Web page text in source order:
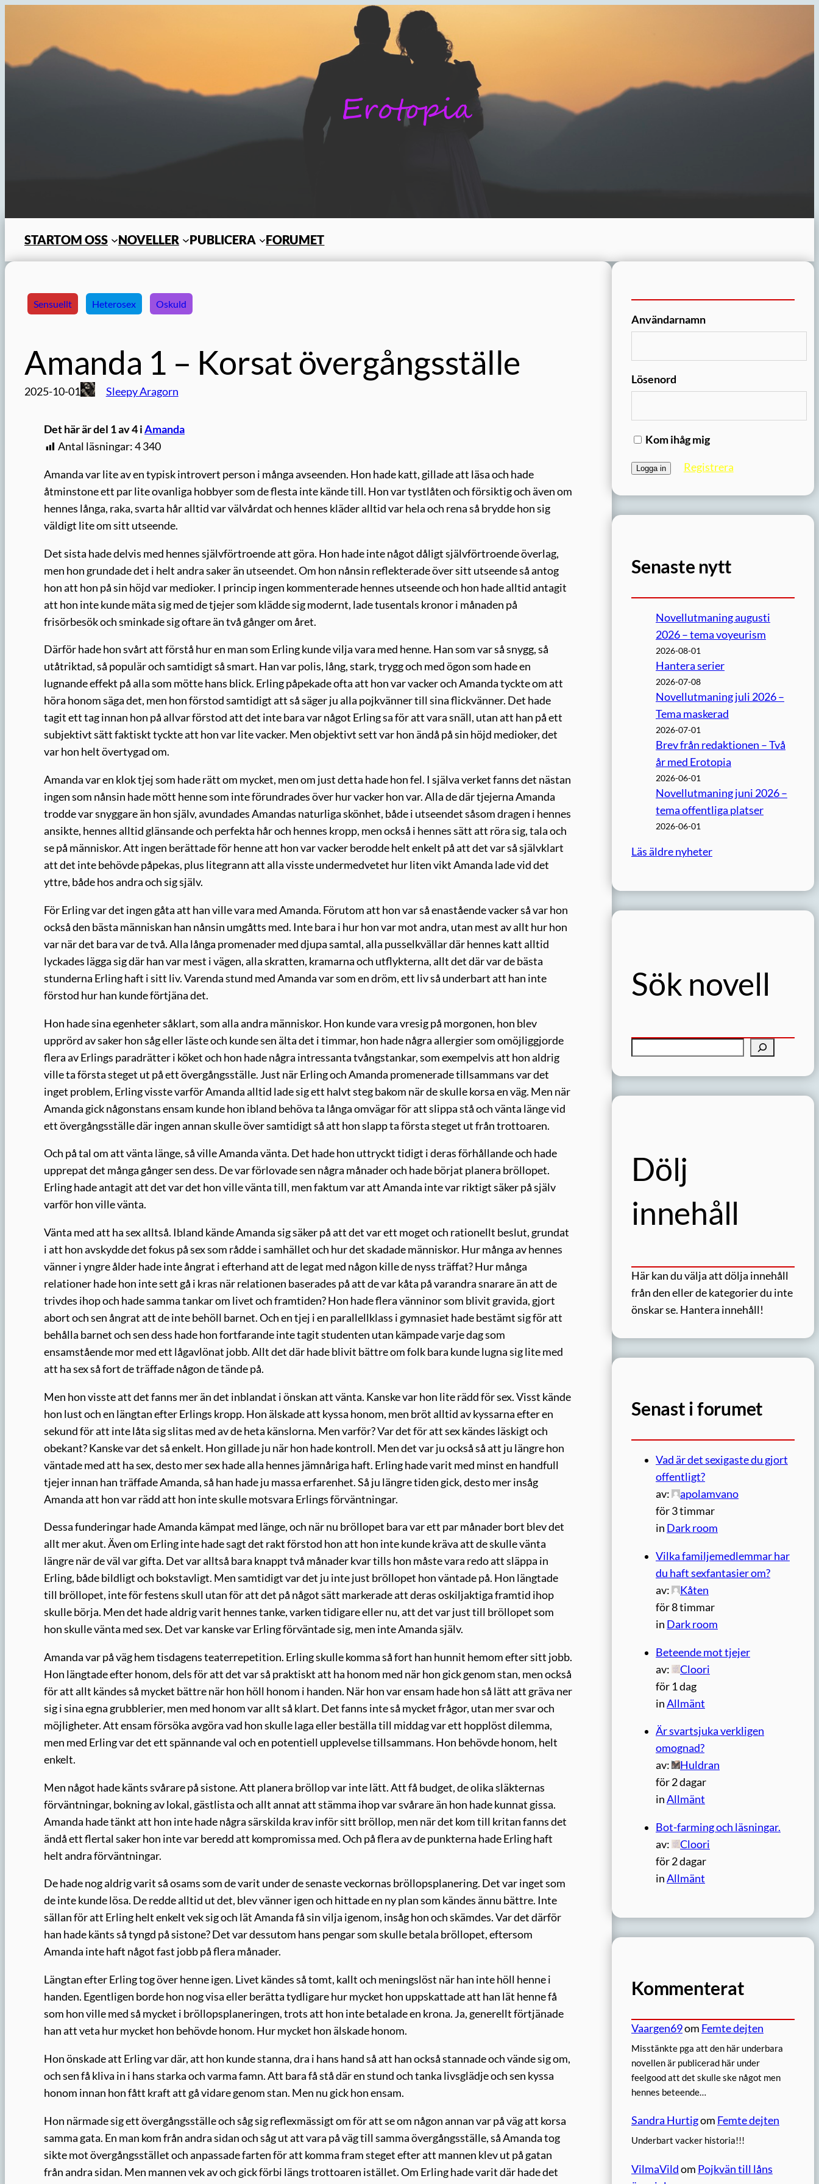
STARTOM OSS NOVELLER PUBLICERA FORUMET
Sensuellt Heterosex Oskuld
Amanda 1 – Korsat övergångsställe
2025-10-01 Sleepy Aragorn
Det här är del 1 av 4 iAmanda
Antal läsningar:4 340
Amanda var lite av en typisk introvert person i många avseenden. Hon hade katt, gillade att läsa och hade
åtminstone ett par lite ovanliga hobbyer som de flesta inte kände till. Hon var tystlåten och försiktig och även om
hennes långa, raka, svarta hår alltid var välvårdat och hennes kläder alltid var hela och rena så brydde hon sig
väldigt lite om sitt utseende.
Det sista hade delvis med hennes självförtroende att göra. Hon hade inte något dåligt självförtroende överlag,
men hon grundade det i helt andra saker än utseendet. Om hon nånsin reflekterade över sitt utseende så antog
hon att hon på sin höjd var medioker. I princip ingen kommenterade hennes utseende och hon hade alltid antagit
att hon inte kunde mäta sig med de tjejer som klädde sig modernt, lade tusentals kronor i månaden på
frisörbesök och sminkade sig oftare än två gånger om året.
Därför hade hon svårt att förstå hur en man som Erling kunde vilja vara med henne. Han som var så snygg, så
utåtriktad, så populär och samtidigt så smart. Han var polis, lång, stark, trygg och med ögon som hade en
lugnande effekt på alla som mötte hans blick. Erling påpekade ofta att hon var vacker och Amanda tyckte om att
höra honom säga det, men hon förstod samtidigt att så säger ju alla pojkvänner till sina flickvänner. Det hade
tagit ett tag innan hon på allvar förstod att det inte bara var något Erling sa för att vara snäll, utan att han på ett
subjektivt sätt faktiskt tyckte att hon var lite vacker. Men objektivt sett var hon ändå på sin höjd medioker, det
var hon helt övertygad om.
Amanda var en klok tjej som hade rätt om mycket, men om just detta hade hon fel. I själva verket fanns det nästan
ingen som nånsin hade mött henne som inte förundrades över hur vacker hon var. Alla de där tjejerna Amanda
trodde var snyggare än hon själv, avundades Amandas naturliga skönhet, både i utseendet såsom dragen i hennes
ansikte, hennes alltid glänsande och perfekta hår och hennes kropp, men också i hennes sätt att röra sig, tala och
se på människor. Att ingen berättade för henne att hon var vacker berodde helt enkelt på att det var så självklart
att det inte behövde påpekas, plus litegrann att alla visste undermedvetet hur liten vikt Amanda lade vid det
yttre, både hos andra och sig själv.
För Erling var det ingen gåta att han ville vara med Amanda. Förutom att hon var så enastående vacker så var hon
också den bästa människan han nånsin umgåtts med. Inte bara i hur hon var mot andra, utan mest av allt hur hon
var när det bara var de två. Alla långa promenader med djupa samtal, alla pusselkvällar där hennes katt alltid
lyckades lägga sig där han var mest i vägen, alla skratten, kramarna och utflykterna, allt det där var de bästa
stunderna Erling haft i sitt liv. Varenda stund med Amanda var som en dröm, ett liv så underbart att han inte
förstod hur han kunde förtjäna det.
Hon hade sina egenheter såklart, som alla andra människor. Hon kunde vara vresig på morgonen, hon blev
upprörd av saker hon såg eller läste och kunde sen älta det i timmar, hon hade några allergier som omöjliggjorde
flera av Erlings paradrätter i köket och hon hade några intressanta tvångstankar, som exempelvis att hon aldrig
ville ta första steget ut på ett övergångsställe. Just när Erling och Amanda promenerade tillsammans var det
inget problem, Erling visste varför Amanda alltid lade sig ett halvt steg bakom när de skulle korsa en väg. Men när
Amanda gick någonstans ensam kunde hon ibland behöva ta långa omvägar för att slippa stå och vänta länge vid
ett övergångsställe där ingen annan skulle över samtidigt så att hon slapp ta första steget ut från trottoaren.
Och på tal om att vänta länge, så ville Amanda vänta. Det hade hon uttryckt tidigt i deras förhållande och hade
upprepat det många gånger sen dess. De var förlovade sen några månader och hade börjat planera bröllopet.
Erling hade antagit att det var det hon ville vänta till, men faktum var att Amanda inte var riktigt säker på själv
varför hon ville vänta.
Vänta med att ha sex alltså. Ibland kände Amanda sig säker på att det var ett moget och rationellt beslut, grundat
i att hon avskydde det fokus på sex som rådde i samhället och hur det skadade människor. Hur många av hennes
vänner i yngre ålder hade inte ångrat i efterhand att de legat med någon kille de nyss träffat? Hur många
relationer hade hon inte sett gå i kras när relationen baserades på att de var kåta på varandra snarare än att de
trivdes ihop och hade samma tankar om livet och framtiden? Hon hade flera vänninor som blivit gravida, gjort
abort och sen ångrat att de inte behöll barnet. Och en tjej i en parallellklass i gymnasiet hade bestämt sig för att
behålla barnet och sen dess hade hon fortfarande inte tagit studenten utan kämpade varje dag som
ensamstående mor med ett lågavlönat jobb. Allt det där hade blivit bättre om folk bara kunde lugna sig lite med
att ha sex så fort de träffade någon de tände på.
Men hon visste att det fanns mer än det inblandat i önskan att vänta. Kanske var hon lite rädd för sex. Visst kände
hon lust och en längtan efter Erlings kropp. Hon älskade att kyssa honom, men bröt alltid av kyssarna efter en
sekund för att inte låta sig slitas med av de heta känslorna. Men varför? Var det för att sex kändes läskigt och
obekant? Kanske var det så enkelt. Hon gillade ju när hon hade kontroll. Men det var ju också så att ju längre hon
väntade med att ha sex, desto mer sex hade alla hennes jämnåriga haft. Erling hade varit med minst en handfull
tjejer innan han träffade Amanda, så han hade ju massa erfarenhet. Så ju längre tiden gick, desto mer insåg
Amanda att hon var rädd att hon inte skulle motsvara Erlings förväntningar.
Dessa funderingar hade Amanda kämpat med länge, och när nu bröllopet bara var ett par månader bort blev det
allt mer akut. Även om Erling inte hade sagt det rakt förstod hon att hon inte kunde kräva att de skulle vänta
längre när de väl var gifta. Det var alltså bara knappt två månader kvar tills hon måste vara redo att släppa in
Erling, både bildligt och bokstavligt. Men samtidigt var det ju inte just bröllopet hon väntade på. Hon längtade
till bröllopet, inte för festens skull utan för att det på något sätt markerade att deras oskiljaktiga framtid ihop
skulle börja. Men det hade aldrig varit hennes tanke, varken tidigare eller nu, att det var just till bröllopet som
hon skulle vänta med sex. Det var kanske var Erling förväntade sig, men inte Amanda själv.
Amanda var på väg hem tisdagens teaterrepetition. Erling skulle komma så fort han hunnit hemom efter sitt jobb.
Hon längtade efter honom, dels för att det var så praktiskt att ha honom med när hon gick genom stan, men också
för att allt kändes så mycket bättre när hon höll honom i handen. När hon var ensam hade hon så lätt att gräva ner
sig i sina egna grubblerier, men med honom var allt så klart. Det fanns inte så mycket frågor, utan mer svar och
möjligheter. Att ensam försöka avgöra vad hon skulle laga eller beställa till middag var ett hopplöst dilemma,
men med Erling var det ett spännande val och en potentiell upplevelse tillsammans. Hon behövde honom, helt
enkelt.
Men något hade känts svårare på sistone. Att planera bröllop var inte lätt. Att få budget, de olika släkternas
förväntningar, bokning av lokal, gästlista och allt annat att stämma ihop var svårare än hon hade kunnat gissa.
Amanda hade tänkt att hon inte hade några särskilda krav inför sitt bröllop, men när det kom till kritan fanns det
ändå ett flertal saker hon inte var beredd att kompromissa med. Och på flera av de punkterna hade Erling haft
helt andra förväntningar.
De hade nog aldrig varit så osams som de varit under de senaste veckornas bröllopsplanering. Det var inget som
de inte kunde lösa. De redde alltid ut det, blev vänner igen och hittade en ny plan som kändes ännu bättre. Inte
sällan för att Erling helt enkelt vek sig och lät Amanda få sin vilja igenom, insåg hon och skämdes. Var det därför
han hade känts så tyngd på sistone? Det var dessutom hans pengar som skulle betala bröllopet, eftersom
Amanda inte haft något fast jobb på flera månader.
Längtan efter Erling tog över henne igen. Livet kändes så tomt, kallt och meningslöst när han inte höll henne i
handen. Egentligen borde hon nog visa eller berätta tydligare hur mycket hon uppskattade att han lät henne få
som hon ville med så mycket i bröllopsplaneringen, trots att hon inte betalade en krona. Ja, generellt förtjänade
han att veta hur mycket hon behövde honom. Hur mycket hon älskade honom.
Hon önskade att Erling var där, att hon kunde stanna, dra i hans hand så att han också stannade och vände sig om,
och sen få kliva in i hans starka och varma famn. Att bara få stå där en stund och tanka livsglädje och sen kyssa
honom innan hon fått kraft att gå vidare genom stan. Men nu gick hon ensam.
Hon närmade sig ett övergångsställe och såg sig reflexmässigt om för att se om någon annan var på väg att korsa
samma gata. En man kom från andra sidan och såg ut att vara på väg till samma övergångsställe, så Amanda tog
sikte mot övergångsstället och anpassade farten för att komma fram steget efter att mannen klev ut på gatan
från andra sidan. Men mannen vek av och gick förbi längs trottoaren istället. Om Erling hade varit där hade det
Användarnamn
Lösenord
Kom ihåg mig
Registrera
Senaste nytt
Novellutmaning augusti
2026 – tema voyeurism
2026-08-01
Hantera serier
2026-07-08
Novellutmaning juli 2026 –
Tema maskerad
2026-07-01
Brev från redaktionen – Två
år med Erotopia
2026-06-01
Novellutmaning juni 2026 –
tema offentliga platser
2026-06-01
Läs äldre nyheter
Sök novell
k
Dölj
innehåll
Här kan du välja att dölja innehåll
från den eller de kategorier du inte
önskar se. Hantera innehåll!
Senast i forumet
Vad är det sexigaste du gjort
offentligt?
av:
apolamvano
för 3 timmar
in Dark room
Vilka familjemedlemmar har
du haft sexfantasier om?
av:
Kåten
för 8 timmar
in Dark room
Beteende mot tjejer
av:
Cloori
för 1 dag
inAllmänt
Är svartsjuka verkligen
omognad?
av:
Huldran
för 2 dagar
inAllmänt
Bot-farming och läsningar.
av:
Cloori
för 2 dagar
inAllmänt
Kommenterat
Vaargen69om Femte dejten
Misstänkte pga att den här underbara
novellen är publicerad här under
feelgood att det skulle ske något men
hennes beteende…
Sandra Hurtigom Femte dejten
Underbart vacker historia!!!
VilmaVildom Pojkvän till låns